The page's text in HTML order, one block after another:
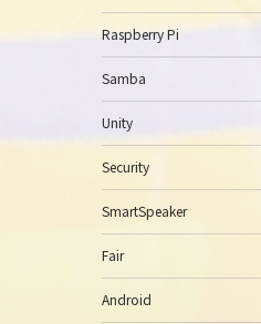
Raspberry Pi
Samba
Unity
Security
SmartSpeaker
Fair
Android